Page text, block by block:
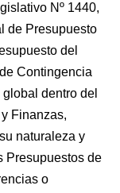
Nº 1440,
de Presupuesto
del
Contingencia
dentro del
Finanzas,
naturaleza y
Presupuestos de
o